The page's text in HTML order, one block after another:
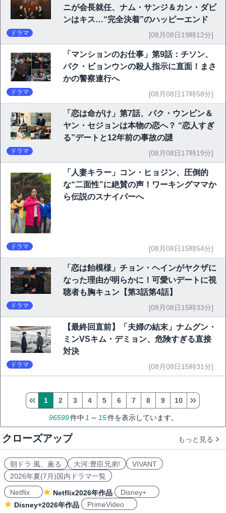
ニが会長就任、ナム・サンジ＆カン・ダビ
ンはキス…“完全決着”のハッピーエンド
ドラマ [08月08日19時12分]
「マンションのお仕事」第9話：チソン、
パク・ビョンウンの殺人指示に直面！まさ
かの警察連行へ
ドラマ [08月08日17時58分]
「恋は命がけ」第7話、パク・ウンビン＆
ヤン・セジョンは本物の恋へ？ “恋人すぎ
る”デートと12年前の事故の謎
ドラマ [08月08日17時19分]
「人妻キラー」コン・ヒョジン、圧倒的
な“二面性”に絶賛の声！ワーキングママか
ら伝説のスナイパーへ
ドラマ [08月08日15時54分]
「恋は飴模様」チョン・ヘインがヤクザに
なった理由が明らかに！可愛いデートに視
聴者も胸キュン【第3話第4話】
ドラマ [08月08日15時33分]
【最終回直前】「夫婦の結末」ナムグン・
ミンVSキム・デミョン、危険すぎる直接
対決
ドラマ [08月08日15時31分]
96599件中 1 ～ 15件を表示しています。
1 2 3 4 5 6 7 8 9 10
クローズアップ もっと見る
朝ドラ:風、薫る 大河:豊臣兄弟!
VIVANT
2026年夏(7月)国内ドラマ一覧
Netflix
Netflix2026年作品
Disney+
Disney+2026年作品
PrimeVideo